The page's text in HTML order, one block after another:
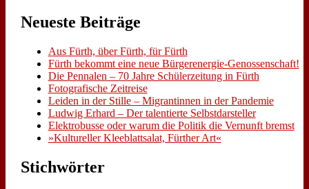
Neue­ste Bei­trä­ge
Aus Fürth, über Fürth, für Fürth
Fürth be­kommt ei­ne neue Bür­ger­en­er­gie-Ge­nos­sen­schaft!
Die Pen­na­len – 70 Jah­re Schü­ler­zei­tung in Fürth
Fo­to­gra­fi­sche Zeit­rei­se
Lei­den in der Stil­le – Mi­gran­tin­nen in der Pan­de­mie
Lud­wig Er­hard – Der ta­len­tier­te Selbst­dar­stel­ler
Elek­tro­bus­se oder war­um die Po­li­tik die Ver­nunft bremst
»Kul­tu­rel­ler Klee­blatt­sa­lat, Für­ther Art«
Stich­wör­ter